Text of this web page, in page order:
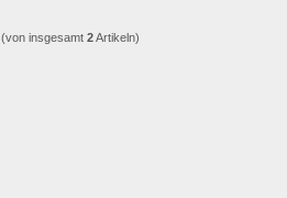
(von insgesamt 2Artikeln)